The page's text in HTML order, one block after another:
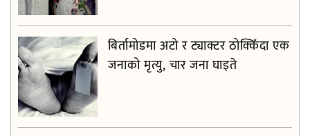
बिर्तामोडमा अटो र ट्याक्टर ठोक्किँदा एक
जनाको मृत्यु, चार जना घाइते